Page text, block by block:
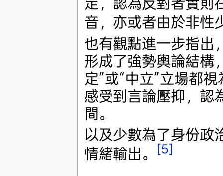
音，亦或者由於非性
也有觀點進一步指出
形成了強勢輿論結構
定”或“中立”立場都
感受到言論壓抑，認
間。
以及少數為了身份政
情緒輸出。
[5]